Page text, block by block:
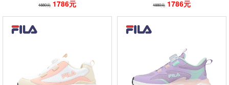
1880元 1786元 1880元 1786元